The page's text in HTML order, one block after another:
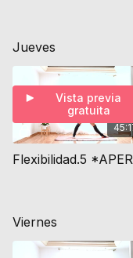
Jueves
Vista previa
gratuita
Viernes